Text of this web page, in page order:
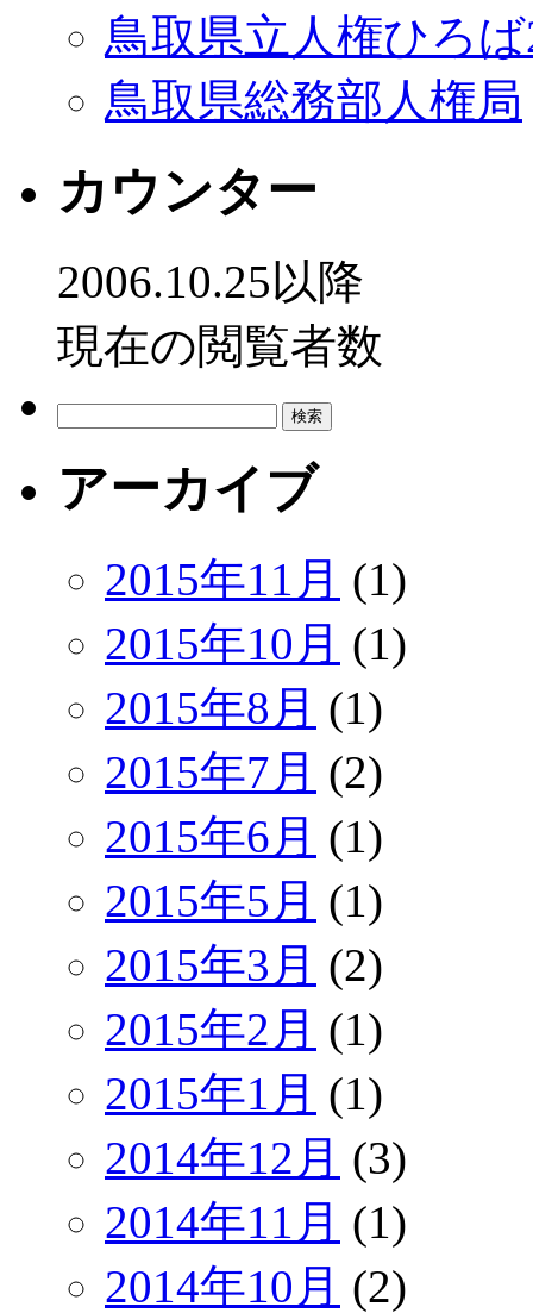
鳥取県立人権ひろ
鳥取県総務部人権局
カウンター
2006.10.25以降
現在の閲覧者数
アーカイブ
2015年11月 (1)
2015年10月 (1)
2015年8月 (1)
2015年7月 (2)
2015年6月 (1)
2015年5月 (1)
2015年3月 (2)
2015年2月 (1)
2015年1月 (1)
2014年12月 (3)
2014年11月 (1)
2014年10月 (2)